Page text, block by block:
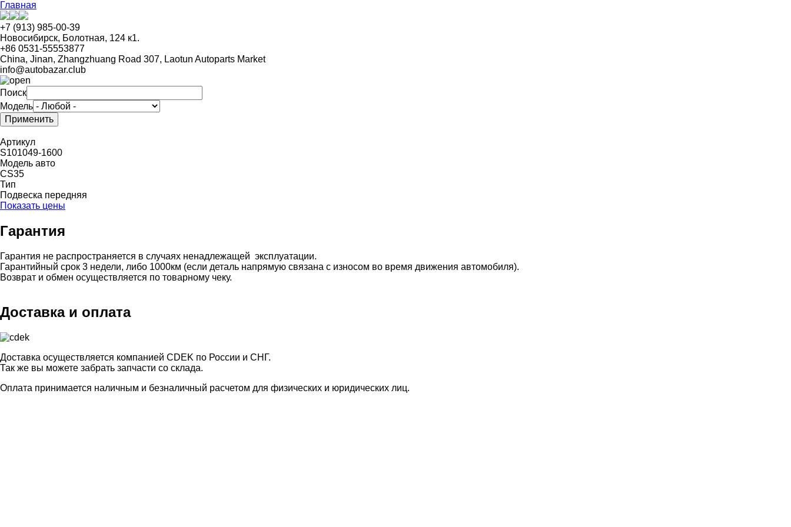
Перейти
к
основному
содержанию
Главная
+7 (913) 985-00-39
Новосибирск, Болотная, 124 к1.
+86 0531-55553877
China, Jinan, Zhangzhuang Road 307, Laotun Autoparts Market
info@autobazar.club
Поиск
Модель
Артикул
S101049-1600
Модель авто
CS35
Тип
Подвеска передняя
Показать цены
Гарантия
Гарантия не распространяется в случаях ненадлежащей эксплуатации.
Гарантийный срок 3 недели, либо 1000км (если деталь напрямую связана с износом во время движения автомобиля).
Возврат и обмен осуществляется по товарному чеку.
Доставка и оплата
Доставка осуществляется компанией CDEK по России и СНГ.
Так же вы можете забрать запчасти со склада.
Оплата принимается наличным и безналичный расчетом для физических и юридических лиц.